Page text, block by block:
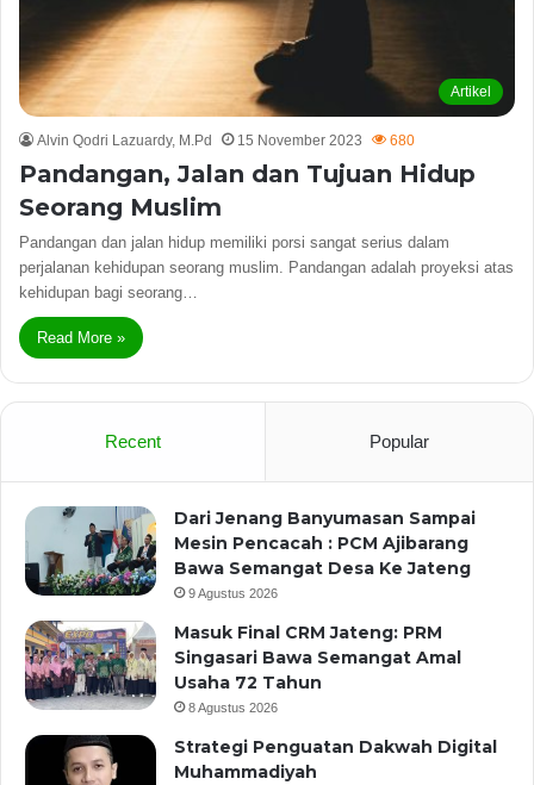
Artikel
Alvin Qodri Lazuardy, M.Pd 15 November 2023 680
Pandangan, Jalan dan Tujuan Hidup
Seorang Muslim
Pandangan dan jalan hidup memiliki porsi sangat serius dalam
perjalanan kehidupan seorang muslim. Pandangan adalah proyeksi atas
kehidupan bagi seorang…
Read More »
Recent Popular
Dari Jenang Banyumasan Sampai
Mesin Pencacah : PCM Ajibarang
Bawa Semangat Desa Ke Jateng
9 Agustus 2026
Masuk Final CRM Jateng: PRM
Singasari Bawa Semangat Amal
Usaha 72 Tahun
8 Agustus 2026
Strategi Penguatan Dakwah Digital
Muhammadiyah